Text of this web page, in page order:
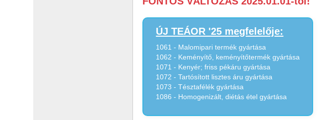
ÚJ TEÁOR '25 megfelelője:
1061 - Malomipari termék gyártása
1062 - Keményítő, keményítőtermék gyártása
1071 - Kenyér; friss pékáru gyártása
1072 - Tartósított lisztes áru gyártása
1073 - Tésztafélék gyártása
1086 - Homogenizált, diétás étel gyártása